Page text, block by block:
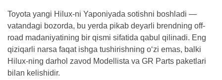
Toyota yangi Hilux-ni Yaponiyada sotishni boshladi —
vatandagi bozorda, bu yerda pikab deyarli brendning off-
road madaniyatining bir qismi sifatida qabul qilinadi. Eng
qiziqarli narsa faqat ishga tushirishning o‘zi emas, balki
Hilux-ning darhol zavod Modellista va GR Parts paketlari
bilan kelishidir.